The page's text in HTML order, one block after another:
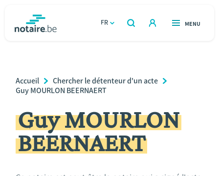
FR
OUVERT
RECHERCHER
OUVERT
MENU
Relations et vivre ensemble
Héritage et donations
Entreprendre
Breadcrumb
Accueil
Chercher le détenteur d'un acte
Guy MOURLON BEERNAERT
Guy MOURLON
BEERNAERT